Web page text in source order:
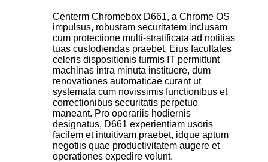
Centerm Chromebox D661, a Chrome OS
impulsus, robustam securitatem inclusam
cum protectione multi-stratificata ad notitias
tuas custodiendas praebet. Eius facultates
celeris dispositionis turmis IT permittunt
machinas intra minuta instituere, dum
renovationes automaticae curant ut
systemata cum novissimis functionibus et
correctionibus securitatis perpetuo
maneant. Pro operariis hodiernis
designatus, D661 experientiam usoris
facilem et intuitivam praebet, idque aptum
negotiis quae productivitatem augere et
operationes expedire volunt.